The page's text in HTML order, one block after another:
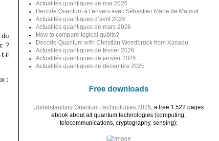
du
?
il
:
Actualités quantiques de mai 2026
Decode Quantum à l’envers avec Sébastien Marie de Matmut
Actualités quantiques d’avril 2026
Actualités quantiques de mars 2026
How to compare logical qubits?
Decode Quantum with Christian Weedbrook from Xanadu
Actualités quantiques de février 2026
Actualités quantiques de janvier 2026
Actualités quantiques de décembre 2025
Free downloads
Understanding Quantum Technologies 2025 , a free 1,522 pages
ebook about all quantum technologies (computing,
telecommunications, cryptography, sensing):